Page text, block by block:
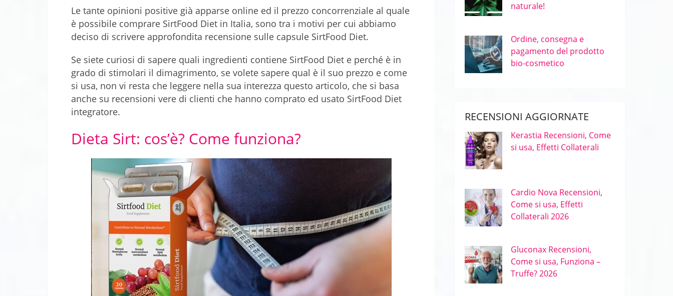
Le tante opinioni positive già apparse online ed il prezzo concorrenziale al quale
è possibile comprare SirtFood Diet in Italia, sono tra i motivi per cui abbiamo
deciso di scrivere approfondita recensione sulle capsule SirtFood Diet.
Se siete curiosi di sapere quali ingredienti contiene SirtFood Diet e perché è in
grado di stimolari il dimagrimento, se volete sapere qual è il suo prezzo e come
si usa, non vi resta che leggere nella sua interezza questo articolo, che si basa
anche su recensioni vere di clienti che hanno comprato ed usato SirtFood Diet
integratore.
Dieta Sirt: cos’è? Come funziona?
naturale!
Ordine, consegna e
pagamento del prodotto
bio-cosmetico
RECENSIONI AGGIORNATE
Kerastia Recensioni, Come
si usa, Effetti Collaterali
Cardio Nova Recensioni,
Come si usa, Effetti
Collaterali 2026
Gluconax Recensioni,
Come si usa, Funziona –
Truffe? 2026